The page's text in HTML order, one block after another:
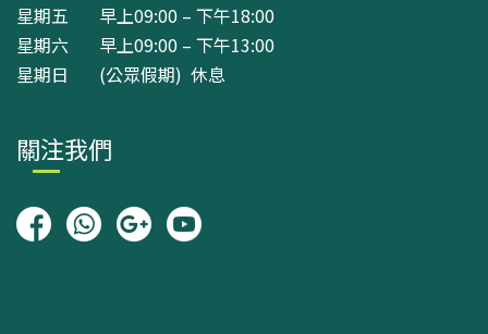
星期五 早上09:00 – 下午18:00
星期六 早上09:00 – 下午13:00
星期日 (公眾假期) 休息
關注我們